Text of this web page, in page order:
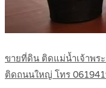
ขายที่ดิน ติดแม่น้ำเจ้าพร
ติดถนนใหญ่ โทร